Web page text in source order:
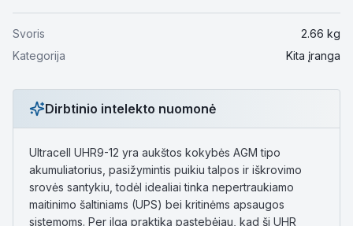
Svoris 2.66 kg
Kategorija
Kita įranga
Dirbtinio intelekto nuomonė
Ultracell UHR9-12 yra aukštos kokybės AGM tipo
akumuliatorius, pasižymintis puikiu talpos ir iškrovimo
srovės santykiu, todėl idealiai tinka nepertraukiamo
maitinimo šaltiniams (UPS) bei kritinėms apsaugos
sistemoms. Per ilgą praktiką pastebėjau, kad ši UHR